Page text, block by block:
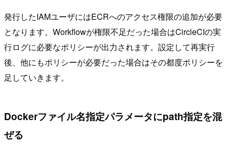
発行したIAMユーザにはECRへのアクセス権限の追加が必要
となります。Workflowが権限不足だった場合はCircleCIの実
行ログに必要なポリシーが出力されます。設定して再実行
後、他にもポリシーが必要だった場合はその都度ポリシーを
足していきます。
Dockerファイル名指定パラメータにpath指定を混
ぜる